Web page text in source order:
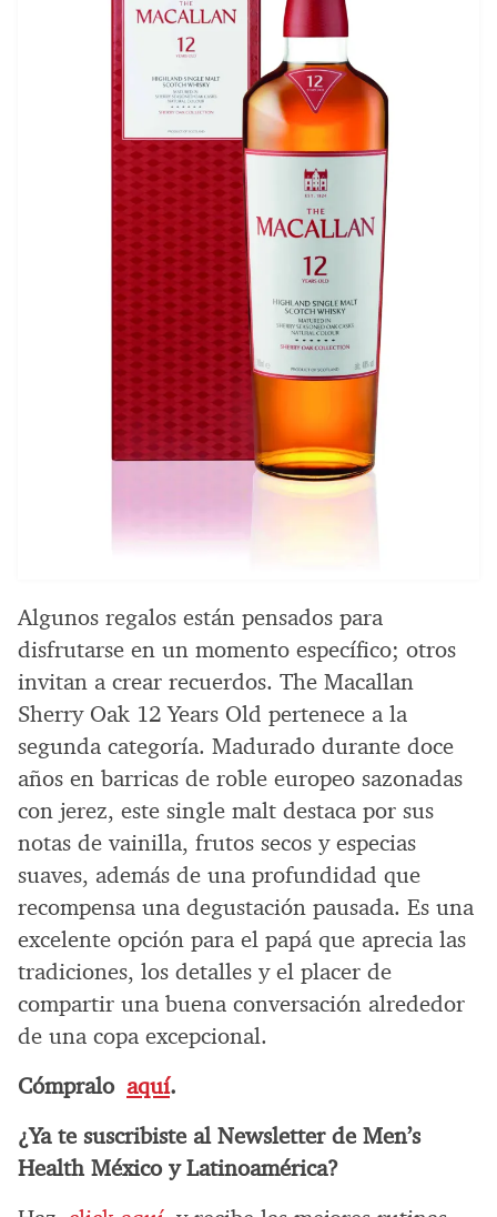
Algunos regalos están pensados para
disfrutarse en un momento específico; otros
invitan a crear recuerdos. The Macallan
Sherry Oak 12 Years Old pertenece a la
segunda categoría. Madurado durante doce
años en barricas de roble europeo sazonadas
con jerez, este single malt destaca por sus
notas de vainilla, frutos secos y especias
suaves, además de una profundidad que
recompensa una degustación pausada. Es una
excelente opción para el papá que aprecia las
tradiciones, los detalles y el placer de
compartir una buena conversación alrededor
de una copa excepcional.
Cómpralo aquí.
¿Ya te suscribiste al Newsletter de Men’s
Health México y Latinoamérica?